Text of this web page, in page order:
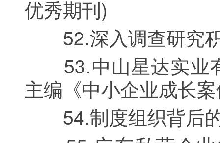
优秀期刊)
52.深入调查研究积
53.中山星达实业
主编《中小企业成长
54.制度组织背后的